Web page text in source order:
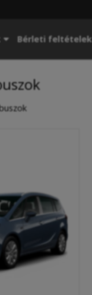
Bérleti feltételek